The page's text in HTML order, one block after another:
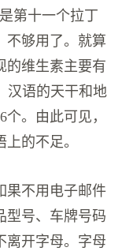
第十一个拉丁
不够用了。就算
的维生素主要有
汉语的天干和地
。由此可见，
的不足。
果不用电子邮件
型号、车牌号码
离开字母。字母